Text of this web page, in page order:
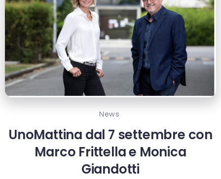
News
UnoMattina dal 7 settembre con
Marco Frittella e Monica
Giandotti